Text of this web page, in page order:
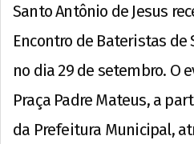
Santo Antônio de Jesus
Encontro de Bateristas de
no dia 29 de setembro. O
Praça Padre Mateus, a
da Prefeitura Municipal,